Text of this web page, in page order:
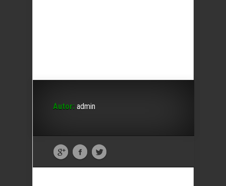
Autor: admin